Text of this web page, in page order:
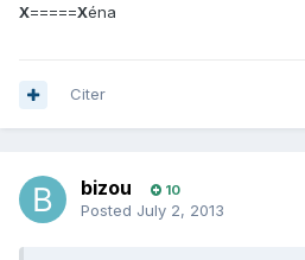
X=====Xéna
Citer
bizou 10
Posted July 2, 2013